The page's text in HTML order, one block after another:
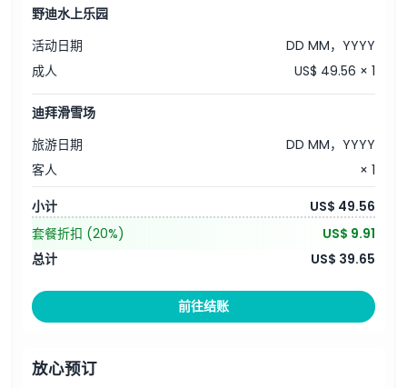
野迪水上乐园
活动日期
DD MM，YYYY
成人
US$ 49.56 × 1
迪拜滑雪场
旅游日期
DD MM，YYYY
客人
× 1
小计
US$ 49.56
套餐折扣 (20%)
US$ 9.91
总计
US$ 39.65
前往结账
放心预订